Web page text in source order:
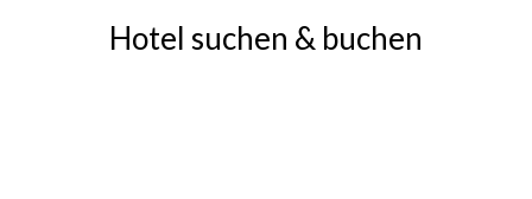
Hotel suchen & buchen